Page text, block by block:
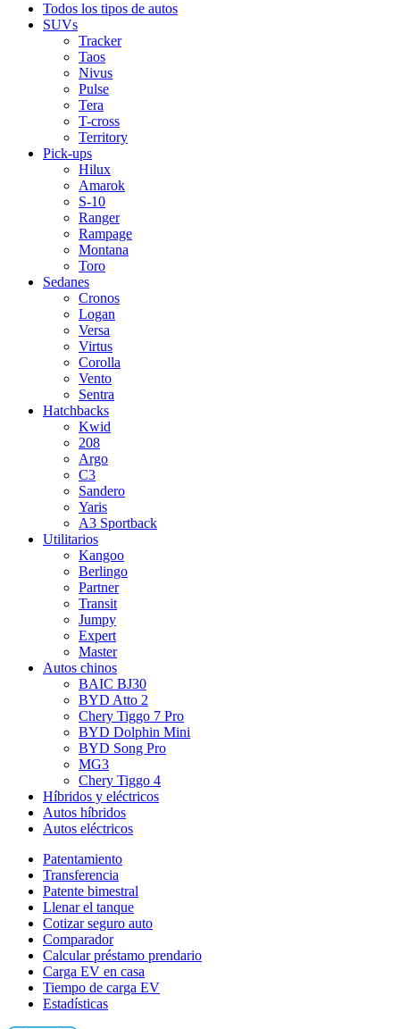
Todos los tipos de autos
SUVs
Tracker
Taos
Nivus
Pulse
Tera
T-cross
Territory
Pick-ups
Hilux
Amarok
S-10
Ranger
Rampage
Montana
Toro
Sedanes
Cronos
Logan
Versa
Virtus
Corolla
Vento
Sentra
Hatchbacks
Kwid
208
Argo
C3
Sandero
Yaris
A3 Sportback
Utilitarios
Kangoo
Berlingo
Partner
Transit
Jumpy
Expert
Master
Autos chinos
BAIC BJ30
BYD Atto 2
Chery Tiggo 7 Pro
BYD Dolphin Mini
BYD Song Pro
MG3
Chery Tiggo 4
Híbridos y eléctricos
Autos híbridos
Autos eléctricos
Patentamiento
Transferencia
Patente bimestral
Llenar el tanque
Cotizar seguro auto
Comparador
Calcular préstamo prendario
Carga EV en casa
Tiempo de carga EV
Estadísticas